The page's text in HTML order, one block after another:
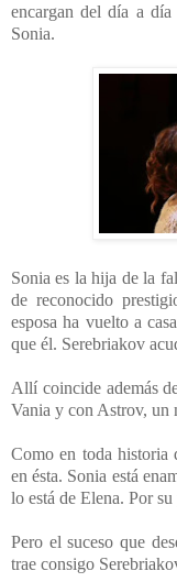
encargan del día a
Sonia.
Sonia es la hija de la
de reconocido
esposa ha vuelto a
que él. Serebriakov
Allí coincide además
Vania y con Astrov, un
Como en toda historia
en ésta. Sonia está
lo está de Elena. Por
Pero el suceso que
trae consigo